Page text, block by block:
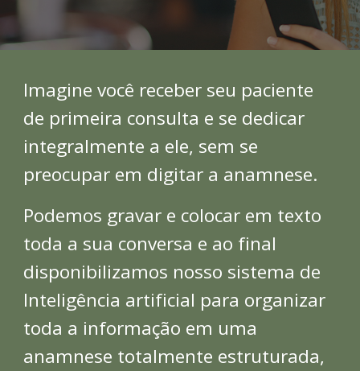
Imagine você receber seu paciente
de primeira consulta e se dedicar
integralmente a ele, sem se
preocupar em digitar a anamnese.
Podemos gravar e colocar em texto
toda a sua conversa e ao final
disponibilizamos nosso sistema de
Inteligência artificial para organizar
toda a informação em uma
anamnese totalmente estruturada,